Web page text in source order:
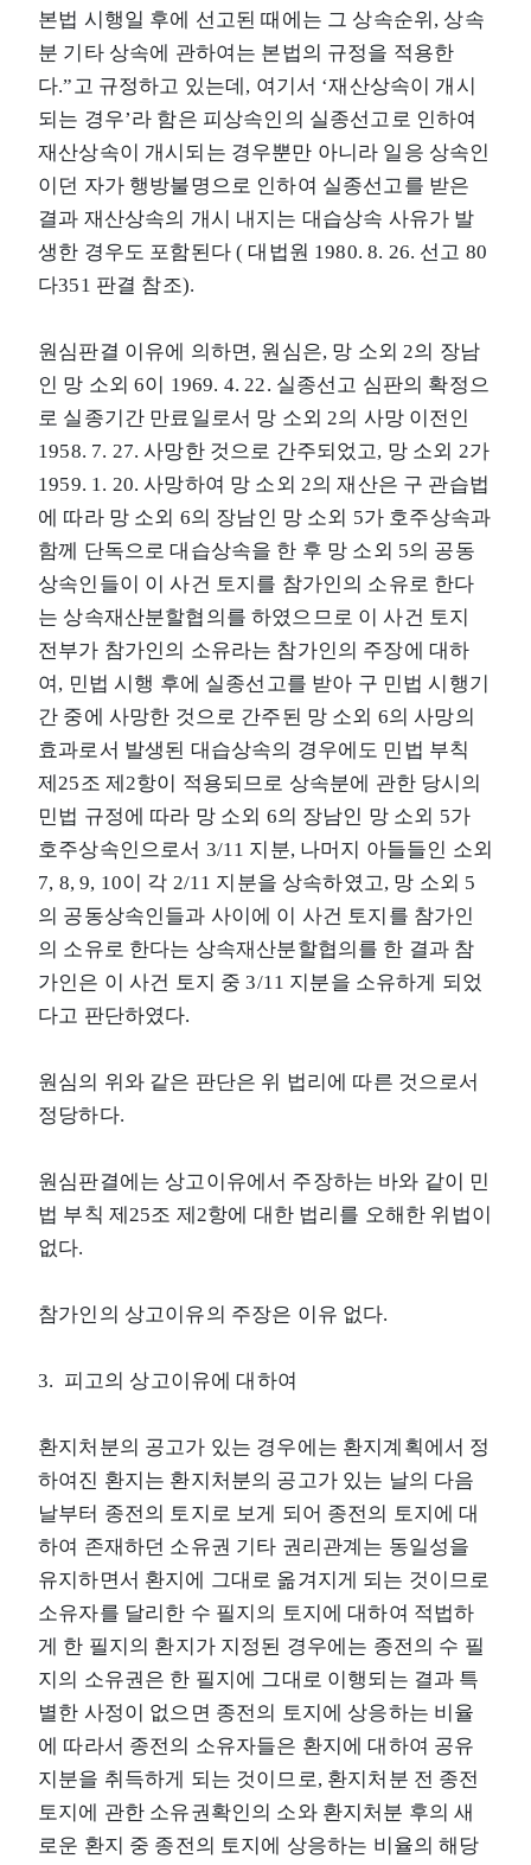
본법 시행일 후에 선고된 때에는 그 상속순위, 상속
분 기타 상속에 관하여는 본법의 규정을 적용한
다.”고 규정하고 있는데, 여기서 ‘재산상속이 개시
되는 경우’라 함은 피상속인의 실종선고로 인하여
재산상속이 개시되는 경우뿐만 아니라 일응 상속인
이던 자가 행방불명으로 인하여 실종선고를 받은
결과 재산상속의 개시 내지는 대습상속 사유가 발
생한 경우도 포함된다 ( 대법원 1980. 8. 26. 선고 80
다351 판결 참조).
원심판결 이유에 의하면, 원심은, 망 소외 2의 장남
인 망 소외 6이 1969. 4. 22. 실종선고 심판의 확정으
로 실종기간 만료일로서 망 소외 2의 사망 이전인
1958. 7. 27. 사망한 것으로 간주되었고, 망 소외 2가
1959. 1. 20. 사망하여 망 소외 2의 재산은 구 관습법
에 따라 망 소외 6의 장남인 망 소외 5가 호주상속과
함께 단독으로 대습상속을 한 후 망 소외 5의 공동
상속인들이 이 사건 토지를 참가인의 소유로 한다
는 상속재산분할협의를 하였으므로 이 사건 토지
전부가 참가인의 소유라는 참가인의 주장에 대하
여, 민법 시행 후에 실종선고를 받아 구 민법 시행기
간 중에 사망한 것으로 간주된 망 소외 6의 사망의
효과로서 발생된 대습상속의 경우에도 민법 부칙
제25조 제2항이 적용되므로 상속분에 관한 당시의
민법 규정에 따라 망 소외 6의 장남인 망 소외 5가
호주상속인으로서 3/11 지분, 나머지 아들들인 소외
7, 8, 9, 10이 각 2/11 지분을 상속하였고, 망 소외 5
의 공동상속인들과 사이에 이 사건 토지를 참가인
의 소유로 한다는 상속재산분할협의를 한 결과 참
가인은 이 사건 토지 중 3/11 지분을 소유하게 되었
다고 판단하였다.
원심의 위와 같은 판단은 위 법리에 따른 것으로서
정당하다.
원심판결에는 상고이유에서 주장하는 바와 같이 민
법 부칙 제25조 제2항에 대한 법리를 오해한 위법이
없다.
참가인의 상고이유의 주장은 이유 없다.
3. 피고의 상고이유에 대하여
환지처분의 공고가 있는 경우에는 환지계획에서 정
하여진 환지는 환지처분의 공고가 있는 날의 다음
날부터 종전의 토지로 보게 되어 종전의 토지에 대
하여 존재하던 소유권 기타 권리관계는 동일성을
유지하면서 환지에 그대로 옮겨지게 되는 것이므로
소유자를 달리한 수 필지의 토지에 대하여 적법하
게 한 필지의 환지가 지정된 경우에는 종전의 수 필
지의 소유권은 한 필지에 그대로 이행되는 결과 특
별한 사정이 없으면 종전의 토지에 상응하는 비율
에 따라서 종전의 소유자들은 환지에 대하여 공유
지분을 취득하게 되는 것이므로, 환지처분 전 종전
토지에 관한 소유권확인의 소와 환지처분 후의 새
로운 환지 중 종전의 토지에 상응하는 비율의 해당